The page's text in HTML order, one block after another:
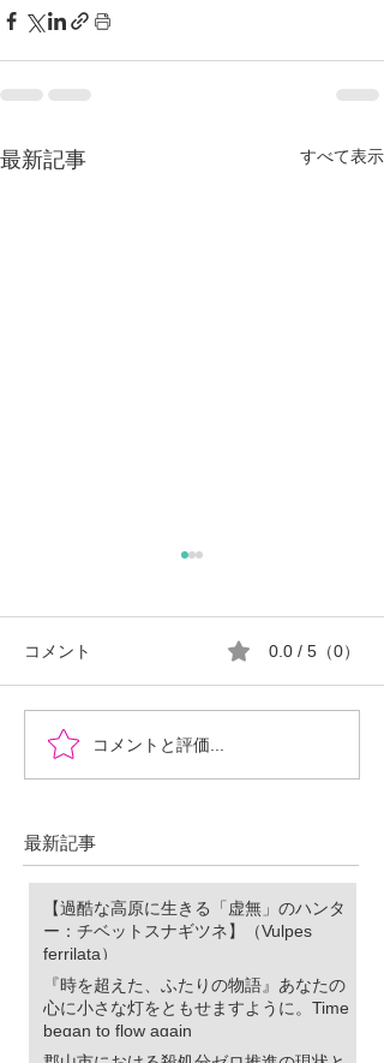
最新記事 すべて表示
『時を超えた、ふたりの
物語』あなたの心に小さ
に。Time began to flow again
コメント 0.0 / 5（0）
コメントと評価...
最新記事
【過酷な高原に生きる「虚無」のハンタ
ー：チベットスナギツネ】（Vulpes
ferrilata）
『時を超えた、ふたりの物語』あなたの
心に小さな灯をともせますように。Time
began to flow again